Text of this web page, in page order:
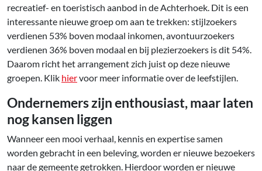
recreatief- en toeristisch aanbod in de Achterhoek. Dit is een
interessante nieuwe groep om aan te trekken: stijlzoekers
verdienen 53% boven modaal inkomen, avontuurzoekers
verdienen 36% boven modaal en bij plezierzoekers is dit 54%.
Daarom richt het arrangement zich juist op deze nieuwe
groepen. Klik hiervoor meer informatie over de leefstijlen.
Ondernemers zijn enthousiast, maar laten
nog kansen liggen
Wanneer een mooi verhaal, kennis en expertise samen
worden gebracht in een beleving, worden er nieuwe bezoekers
naar de gemeente getrokken. Hierdoor worden er nieuwe